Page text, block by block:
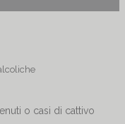
o casi di cattivo